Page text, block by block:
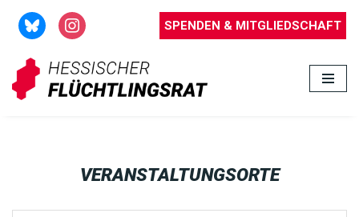
Zum
Inhalt
springen
SPENDEN & MITGLIEDSCHAFT
VERANSTALTUNGSORTE